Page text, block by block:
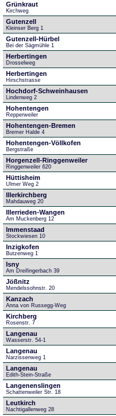
Grünkraut
Kirchweg
Gutenzell
Kleinser Berg 1
Gutenzell-Hürbel
Bei der Sägmühle 1
Herbertingen
Drosselweg
Herbertingen
Hirschstrasse
Hochdorf-Schweinhausen
Lindenweg 2
Hohentengen
Repperweiler
Hohentengen-Bremen
Bremer Halde 4
Hohentengen-Völlkofen
Bergstraße
Horgenzell-Ringgenweiler
Ringgenweiler 620
Hüttisheim
Ulmer Weg 2
Illerkirchberg
Mahdauweg 20
Illerrieden-Wangen
Am Muckenberg 12
Immenstaad
Stockwiesen 10
Inzigkofen
Butzenweg 1
Isny
Am Dreifingerbach 39
Jößnitz
Mendelssohnstr. 20
Kanzach
Anna von Russegg-Weg
Kirchberg
Rosenstr. 7
Langenau
Wasserstr. 54-1
Langenau
Narzissenweg 1
Langenau
Edith-Stein-Straße
Langenenslingen
Schattenweiler Str. 18
Leutkirch
Nachtigallenweg 28